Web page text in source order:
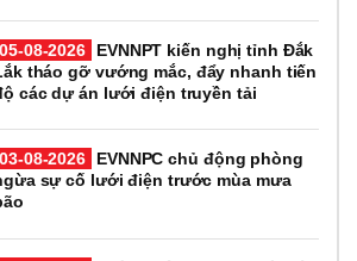
05-08-2026
EVNNPT kiến nghị tỉnh Đắk
tháo gỡ vướng mắc, đẩy nhanh tiến
các dự án lưới điện truyền tải
03-08-2026
EVNNPC chủ động phòng
sự cố lưới điện trước mùa mưa